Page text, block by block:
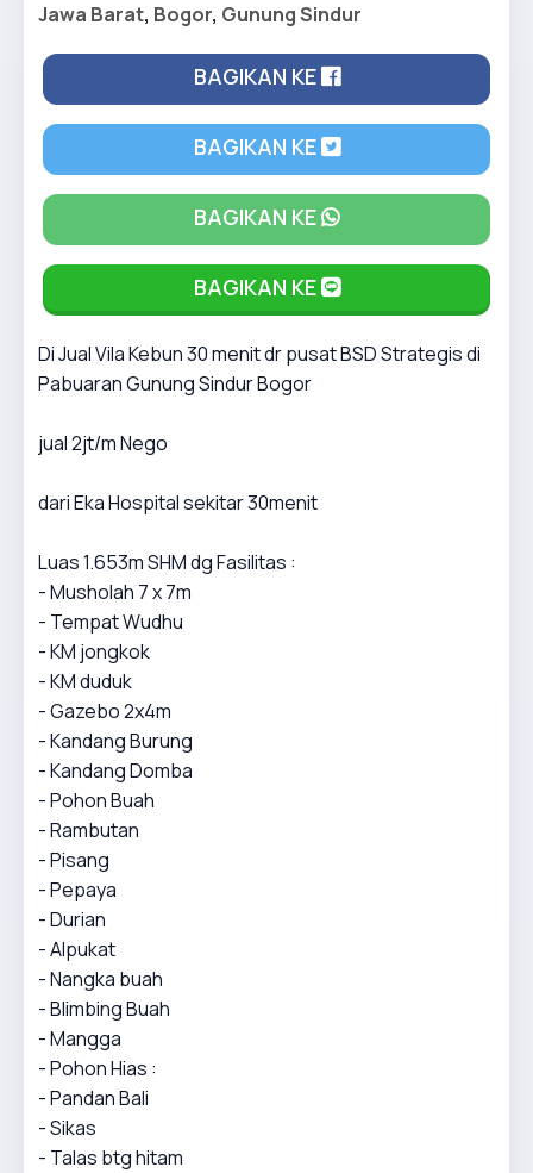
Jawa Barat, Bogor, Gunung Sindur
BAGIKAN KE
BAGIKAN KE
BAGIKAN KE
BAGIKAN KE
Di Jual Vila Kebun 30 menit dr pusat BSD Strategis di
Pabuaran Gunung Sindur Bogor
jual 2jt/m Nego
dari Eka Hospital sekitar 30menit
Luas 1.653m SHM dg Fasilitas :
- Musholah 7 x 7m
- Tempat Wudhu
- KM jongkok
- KM duduk
- Gazebo 2x4m
- Kandang Burung
- Kandang Domba
- Pohon Buah
- Rambutan
- Pisang
- Pepaya
- Durian
- Alpukat
- Nangka buah
- Blimbing Buah
- Mangga
- Pohon Hias :
- Pandan Bali
- Sikas
- Talas btg hitam